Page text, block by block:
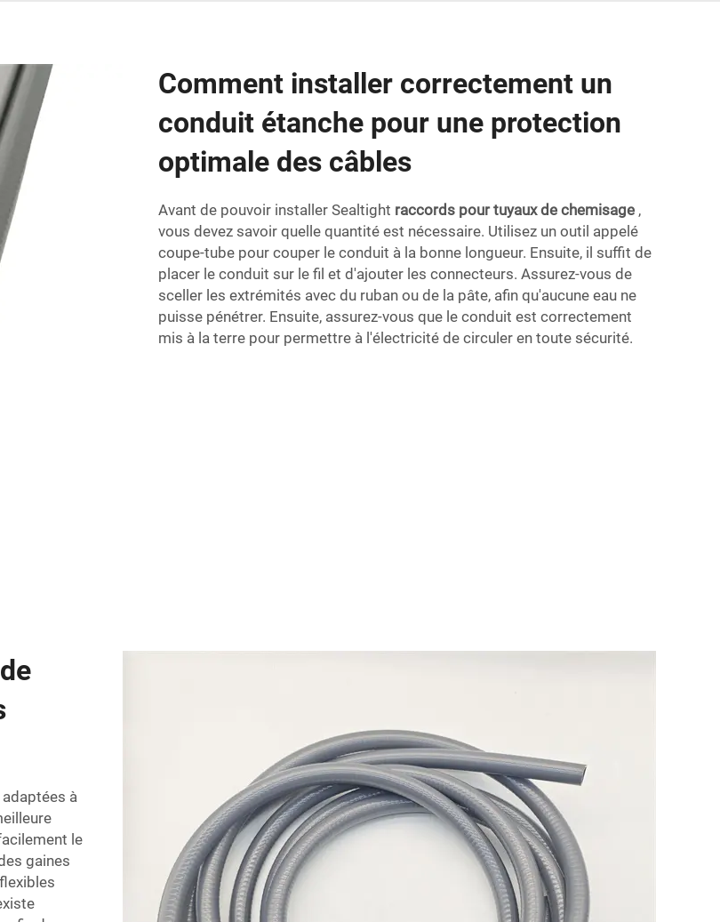
Comment installer correctement un
conduit étanche pour une protection
optimale des câbles
Avant de pouvoir installer Sealtight raccords pour tuyaux de chemisage ,
vous devez savoir quelle quantité est nécessaire. Utilisez un outil appelé
coupe-tube pour couper le conduit à la bonne longueur. Ensuite, il suffit de
placer le conduit sur le fil et d'ajouter les connecteurs. Assurez-vous de
sceller les extrémités avec du ruban ou de la pâte, afin qu'aucune eau ne
puisse pénétrer. Ensuite, assurez-vous que le conduit est correctement
mis à la terre pour permettre à l'électricité de circuler en toute sécurité.
à
le
gaines